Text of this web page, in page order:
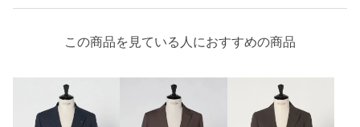
この商品を見ている人におすすめの商品